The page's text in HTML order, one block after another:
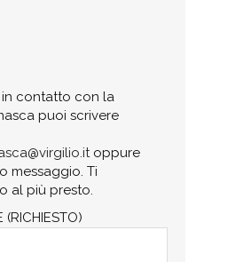
in contatto con la
puoi scrivere
oppure
messaggio. Ti
al più presto.
(RICHIESTO)